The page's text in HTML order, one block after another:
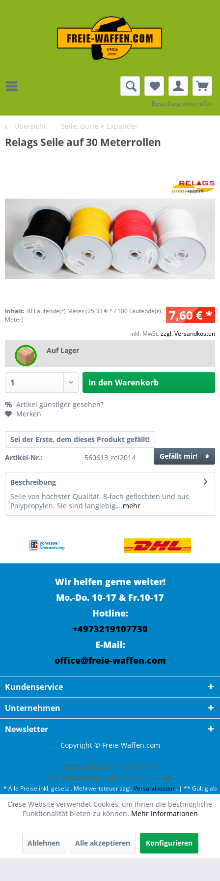
Bestellung widerrufen
Übersicht Seile, Gurte + Expander
Relags Seile auf 30 Meterrollen
7,60 € *
Inhalt:30 Laufende(r) Meter (25,33 € * / 100 Laufende(r)
Meter)
inkl. MwSt.zzgl. Versandkosten
Auf Lager
In den Warenkorb
Artikel günstiger gesehen?
Merken
Sei der Erste, dem dieses Produkt gefällt!
Gefällt mir!
Artikel-Nr.: 560613_rel2014
Beschreibung
Seile von höchster Qualität. 8-fach geflochten und aus
Polypropylen. Sie sind langlebig,...mehr
Wir helfen gerne weiter!
Mo.-Do. 10-17 & Fr.10-17
Hotline:
+4973219107730
E-Mail:
office@freie-waffen.com
Kundenservice
Unternehmen
Newsletter
Copyright © Freie-Waffen.com
ESC GmbH hat 4,87von 5Sternen
| 791 Bewertungen auf ProvenExpert.com
* Alle Preise inkl. gesetzl. Mehrwertsteuer zzgl.Versandkosten . | ** Gültig ab
50¤ Bestellwert und einmal pro Kunde. | *** Innerhalb Deutschland,
ausgenommen Gefahrgut. Weitere Ländern finden Sie unterVersandkosten
Diese Website verwendet Cookies, um Ihnen die bestmögliche
Funktionalität bieten zu können. Mehr Informationen
Ablehnen Alle akzeptieren Konfigurieren